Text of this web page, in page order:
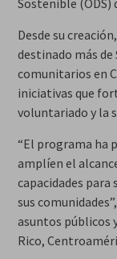
Desde su
destinado más
comunitarios en
iniciativas que
voluntariado y la
“El programa ha
amplíen el
capacidades
sus
asuntos públicos
Rico,